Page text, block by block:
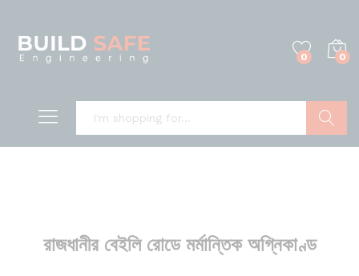
0 0
রাজধানীর বেইলি রোডে মর্মান্তিক অগ্নিকাণ্ড